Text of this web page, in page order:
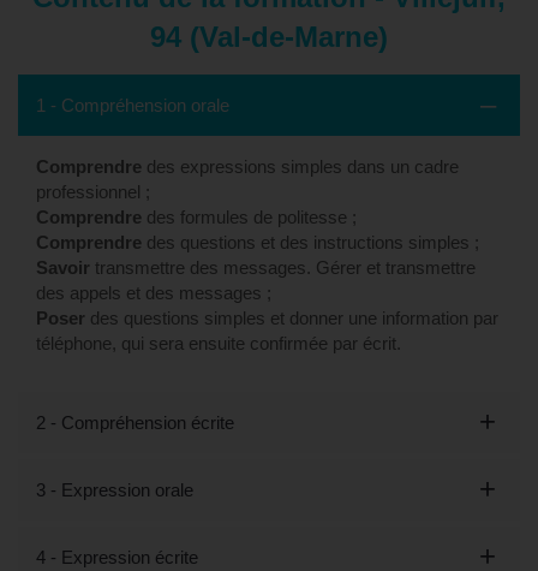
94 (Val-de-Marne)
1 - Compréhension orale
Comprendre des expressions simples dans un cadre
professionnel ;
Comprendre des formules de politesse ;
Comprendre des questions et des instructions simples ;
Savoir transmettre des messages. Gérer et transmettre
des appels et des messages ;
Poser des questions simples et donner une information par
téléphone, qui sera ensuite confirmée par écrit.
2 - Compréhension écrite
3 - Expression orale
4 - Expression écrite